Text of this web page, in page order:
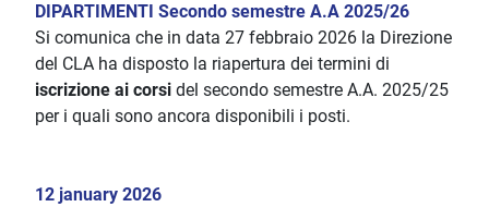
DIPARTIMENTI Secondo semestre A.A 2025/26
Si comunica che in data 27 febbraio 2026 la Direzione
del CLA ha disposto la riapertura dei termini di
iscrizione ai corsi del secondo semestre A.A. 2025/25
per i quali sono ancora disponibili i posti.
12 january 2026